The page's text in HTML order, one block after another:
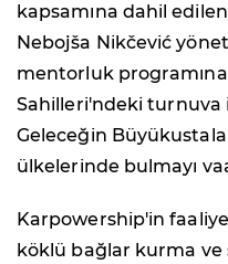
kapsamına dahil
Nebojša Nikčević
mentorluk programına
Sahilleri'ndeki turnuva
Geleceğin
ülkelerinde bulmayı
Karpowership'in
köklü bağlar kurma